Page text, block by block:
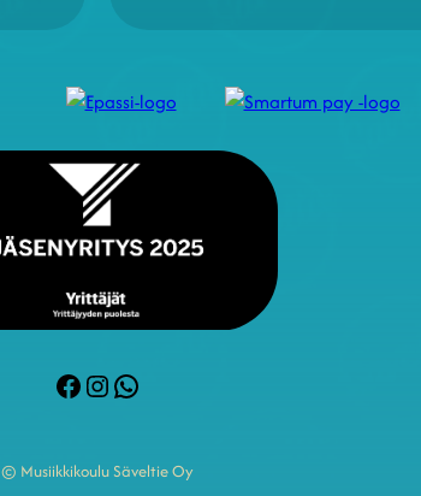
Facebook
Instagram
WhatsApp
© Musiikkikoulu Säveltie Oy